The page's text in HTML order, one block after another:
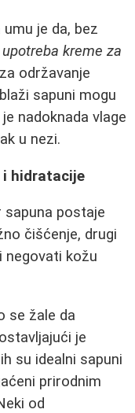
je da, bez
kreme za
održavanje
sapuni mogu
nadoknada vlage
u nezi.
i hidratacije
sapuna postaje
čišćenje, drugi
negovati kožu
se žale da
je
su idealni sapuni
prirodnim
od